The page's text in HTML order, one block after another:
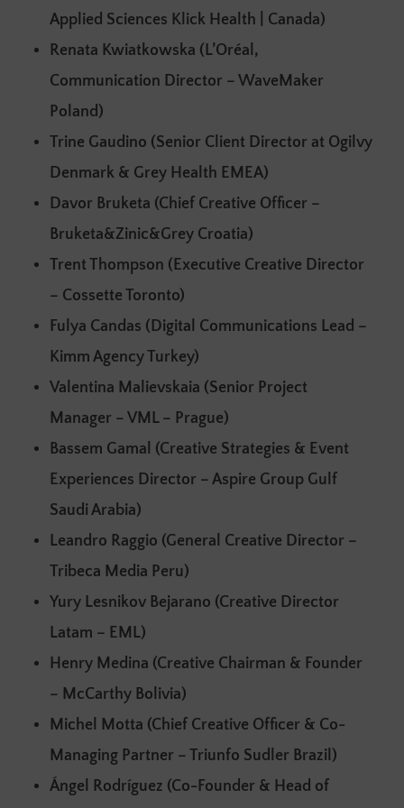
Applied Sciences Klick Health | Canada)
Renata Kwiatkowska (L’Oréal,
Communication Director – WaveMaker
Poland)
Trine Gaudino (Senior Client Director at Ogilvy
Denmark & Grey Health EMEA)
Davor Bruketa (Chief Creative Officer –
Bruketa&Zinic&Grey Croatia)
Trent Thompson (Executive Creative Director
– Cossette Toronto)
Fulya Candas (Digital Communications Lead –
Kimm Agency Turkey)
Valentina Malievskaia (Senior Project
Manager – VML – Prague)
Bassem Gamal (Creative Strategies & Event
Experiences Director – Aspire Group Gulf
Saudi Arabia)
Leandro Raggio (General Creative Director –
Tribeca Media Peru)
Yury Lesnikov Bejarano (Creative Director
Latam – EML)
Henry Medina (Creative Chairman & Founder
– McCarthy Bolivia)
Michel Motta (Chief Creative Officer & Co-
Managing Partner – Triunfo Sudler Brazil)
Ángel Rodríguez (Co-Founder & Head of